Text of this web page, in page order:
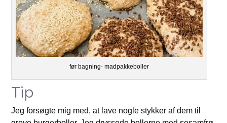
før bagning- madpakkeboller
Tip
Jeg forsøgte mig med, at lave nogle stykker af dem til